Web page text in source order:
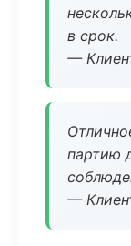
в срок.
—
партию
—